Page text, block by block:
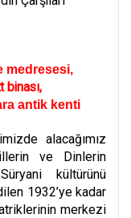
medresesi,
binası,
antik kenti
alacağımız
ve Dinlerin
kültürünü
1932’ye kadar
merkezi